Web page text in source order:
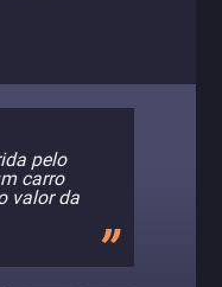
pelo
carro
valor da